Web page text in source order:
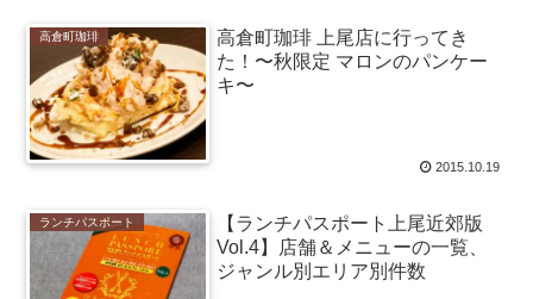
高倉町珈琲
高倉町珈琲 上尾店に行ってき
た！〜秋限定 マロンのパンケー
キ〜
2015.10.19
ランチパスポート
【ランチパスポート上尾近郊版
Vol.4】店舗＆メニューの一覧、
ジャンル別エリア別件数